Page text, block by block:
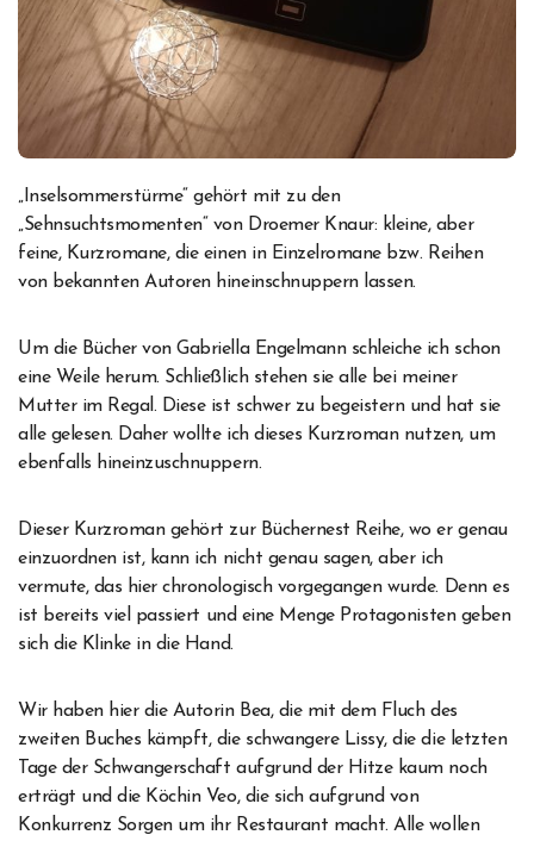
„Inselsommerstürme“ gehört mit zu den
„Sehnsuchtsmomenten“ von Droemer Knaur: kleine, aber
feine, Kurzromane, die einen in Einzelromane bzw. Reihen
von bekannten Autoren hineinschnuppern lassen.
Um die Bücher von Gabriella Engelmann schleiche ich schon
eine Weile herum. Schließlich stehen sie alle bei meiner
Mutter im Regal. Diese ist schwer zu begeistern und hat sie
alle gelesen. Daher wollte ich dieses Kurzroman nutzen, um
ebenfalls hineinzuschnuppern.
Dieser Kurzroman gehört zur Büchernest Reihe, wo er genau
einzuordnen ist, kann ich nicht genau sagen, aber ich
vermute, das hier chronologisch vorgegangen wurde. Denn es
ist bereits viel passiert und eine Menge Protagonisten geben
sich die Klinke in die Hand.
Wir haben hier die Autorin Bea, die mit dem Fluch des
zweiten Buches kämpft, die schwangere Lissy, die die letzten
Tage der Schwangerschaft aufgrund der Hitze kaum noch
erträgt und die Köchin Veo, die sich aufgrund von
Konkurrenz Sorgen um ihr Restaurant macht. Alle wollen